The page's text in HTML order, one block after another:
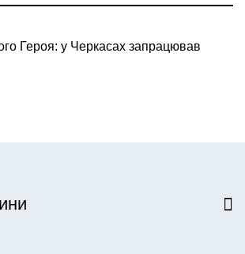
Героя: у Черкасах запрацював